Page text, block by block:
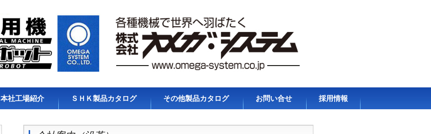
本社工場紹介 ＳＨＫ製品カタログ その他製品カタログ お問い合せ
ー
採用情報